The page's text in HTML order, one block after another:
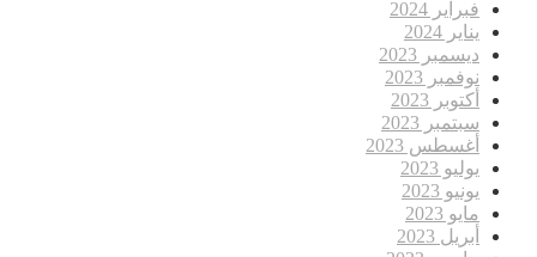
فبراير 2024
يناير 2024
ديسمبر 2023
نوفمبر 2023
أكتوبر 2023
سبتمبر 2023
أغسطس 2023
يوليو 2023
يونيو 2023
مايو 2023
أبريل 2023